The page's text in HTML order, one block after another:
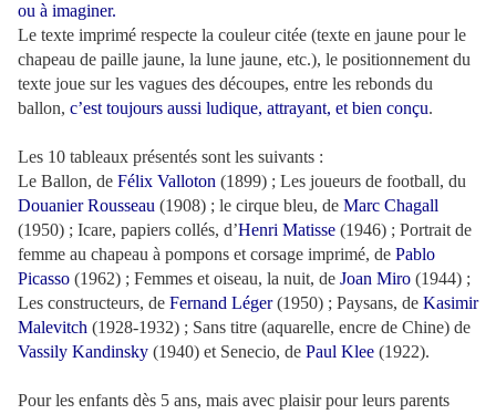
ou à imaginer.
Le texte imprimé respecte la couleur citée (texte en jaune pour le
chapeau de paille jaune, la lune jaune, etc.), le positionnement du
texte joue sur les vagues des découpes, entre les rebonds du
ballon, c’est toujours aussi ludique, attrayant, et bien conçu.
Les 10 tableaux présentés sont les suivants :
Le Ballon, de Félix Valloton (1899) ; Les joueurs de football, du
Douanier Rousseau (1908) ; le cirque bleu, de Marc Chagall
(1950) ; Icare, papiers collés, d’Henri Matisse (1946) ; Portrait de
femme au chapeau à pompons et corsage imprimé, de Pablo
Picasso (1962) ; Femmes et oiseau, la nuit, de Joan Miro (1944) ;
Les constructeurs, de Fernand Léger(1950) ; Paysans, de Kasimir
Malevitch (1928-1932) ; Sans titre (aquarelle, encre de Chine) de
Vassily Kandinsky (1940) et Senecio, de Paul Klee (1922).
Pour les enfants dès 5 ans, mais avec plaisir pour leurs parents